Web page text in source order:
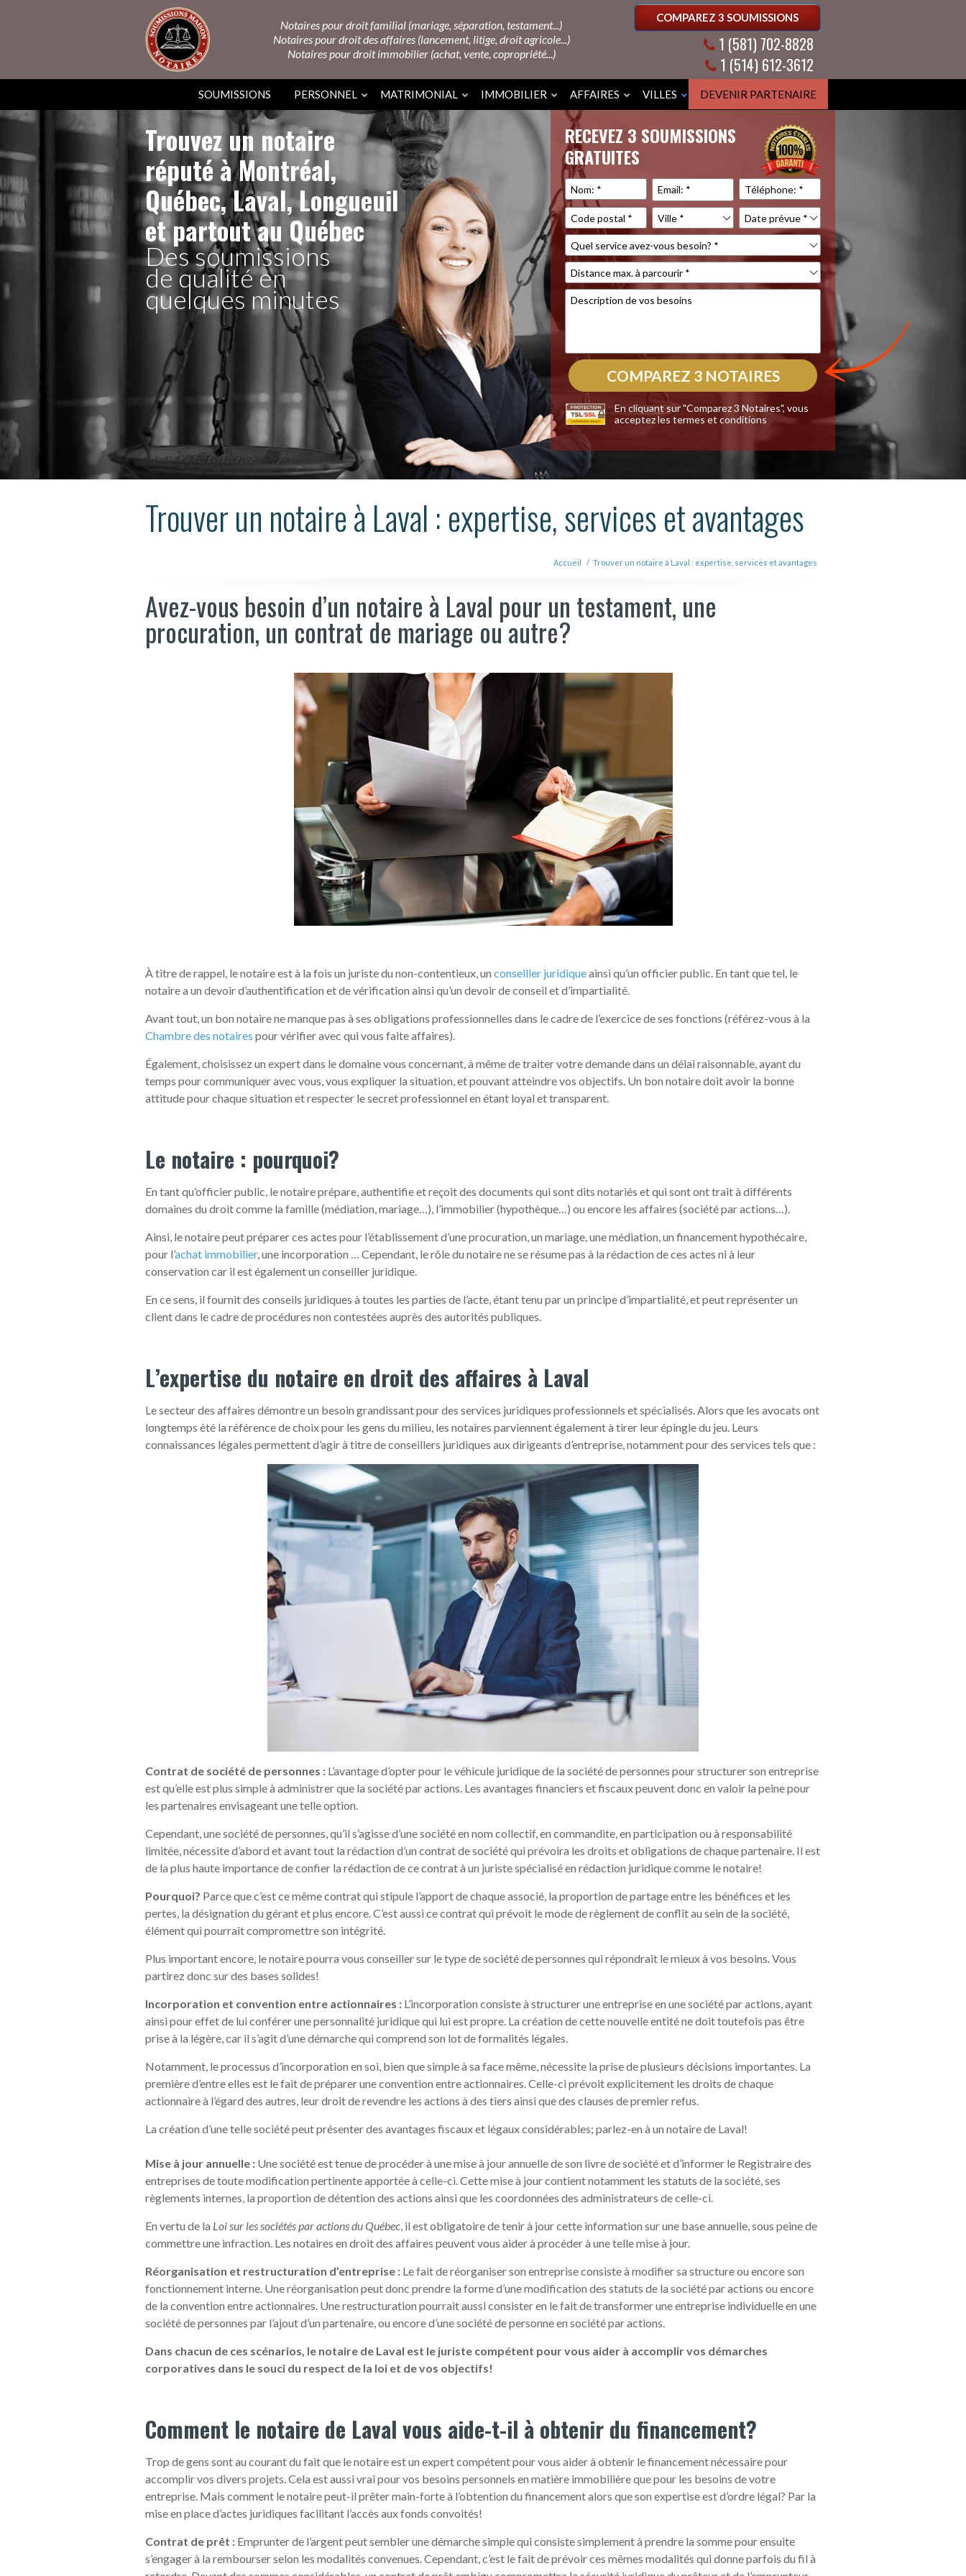
COMPAREZ 3 SOUMISSIONS
1 (581) 702-8828
1 (514) 612-3612
Notaires pour droit familial (mariage, séparation, testament...)
Notaires pour droit des affaires (lancement, litige, droit agricole...)
Notaires pour droit immobilier (achat, vente, copropriété...)
SOUMISSIONS PERSONNEL MATRIMONIAL IMMOBILIER AFFAIRES VILLES DEVENIR PARTENAIRE
Trouvez un notaire
réputé à Montréal,
Québec, Laval, Longueuil
et partout au Québec
Des soumissions
de qualité en
quelques minutes
RECEVEZ 3 SOUMISSIONS
GRATUITES
En cliquant sur "Comparez 3 Notaires", vous
acceptez les termes et conditions
Trouver un notaire à Laval : expertise, services et avantages
Accueil / Trouver un notaire à Laval : expertise, services et avantages
Avez-vous besoin d’un notaire à Laval pour un testament, une
procuration, un contrat de mariage ou autre?
À titre de rappel, le notaire est à la fois un juriste du non-contentieux, un conseiller juridiqueainsi qu’un officier public. En tant que tel, le
notaire a un devoir d’authentification et de vérification ainsi qu’un devoir de conseil et d’impartialité.
Avant tout, un bon notaire ne manque pas à ses obligations professionnelles dans le cadre de l’exercice de ses fonctions (référez-vous à la
Chambre des notaires pour vérifier avec qui vous faite affaires).
Également, choisissez un expert dans le domaine vous concernant, à même de traiter votre demande dans un délai raisonnable, ayant du
temps pour communiquer avec vous, vous expliquer la situation, et pouvant atteindre vos objectifs. Un bon notaire doit avoir la bonne
attitude pour chaque situation et respecter le secret professionnel en étant loyal et transparent.
Le notaire : pourquoi?
En tant qu’officier public, le notaire prépare, authentifie et reçoit des documents qui sont dits notariés et qui sont ont trait à différents
domaines du droit comme la famille (médiation, mariage…), l’immobilier (hypothèque…) ou encore les affaires (société par actions…).
Ainsi, le notaire peut préparer ces actes pour l’établissement d’une procuration, un mariage, une médiation, un financement hypothécaire,
pour l’achat immobilier, une incorporation … Cependant, le rôle du notaire ne se résume pas à la rédaction de ces actes ni à leur
conservation car il est également un conseiller juridique.
En ce sens, il fournit des conseils juridiques à toutes les parties de l’acte, étant tenu par un principe d’impartialité, et peut représenter un
client dans le cadre de procédures non contestées auprès des autorités publiques.
L’expertise du notaire en droit des affaires à Laval
Le secteur des affaires démontre un besoin grandissant pour des services juridiques professionnels et spécialisés. Alors que les avocats ont
longtemps été la référence de choix pour les gens du milieu, les notaires parviennent également à tirer leur épingle du jeu. Leurs
connaissances légales permettent d’agir à titre de conseillers juridiques aux dirigeants d’entreprise, notamment pour des services tels que :
Contrat de société de personnes : L’avantage d’opter pour le véhicule juridique de la société de personnes pour structurer son entreprise
est qu’elle est plus simple à administrer que la société par actions. Les avantages financiers et fiscaux peuvent donc en valoir la peine pour
les partenaires envisageant une telle option.
Cependant, une société de personnes, qu’il s’agisse d’une société en nom collectif, en commandite, en participation ou à responsabilité
limitée, nécessite d’abord et avant tout la rédaction d’un contrat de société qui prévoira les droits et obligations de chaque partenaire. Il est
de la plus haute importance de confier la rédaction de ce contrat à un juriste spécialisé en rédaction juridique comme le notaire!
Pourquoi? Parce que c’est ce même contrat qui stipule l’apport de chaque associé, la proportion de partage entre les bénéfices et les
pertes, la désignation du gérant et plus encore. C’est aussi ce contrat qui prévoit le mode de règlement de conflit au sein de la société,
élément qui pourrait compromettre son intégrité.
Plus important encore, le notaire pourra vous conseiller sur le type de société de personnes qui répondrait le mieux à vos besoins. Vous
partirez donc sur des bases solides!
Incorporation et convention entre actionnaires : L’incorporation consiste à structurer une entreprise en une société par actions, ayant
ainsi pour effet de lui conférer une personnalité juridique qui lui est propre. La création de cette nouvelle entité ne doit toutefois pas être
prise à la légère, car il s’agit d’une démarche qui comprend son lot de formalités légales.
Notamment, le processus d’incorporation en soi, bien que simple à sa face même, nécessite la prise de plusieurs décisions importantes. La
première d’entre elles est le fait de préparer une convention entre actionnaires. Celle-ci prévoit explicitement les droits de chaque
actionnaire à l’égard des autres, leur droit de revendre les actions à des tiers ainsi que des clauses de premier refus.
La création d’une telle société peut présenter des avantages fiscaux et légaux considérables; parlez-en à un notaire de Laval!
Mise à jour annuelle : Une société est tenue de procéder à une mise à jour annuelle de son livre de société et d’informer le Registraire des
entreprises de toute modification pertinente apportée à celle-ci. Cette mise à jour contient notamment les statuts de la société, ses
règlements internes, la proportion de détention des actions ainsi que les coordonnées des administrateurs de celle-ci.
En vertu de la Loi sur les sociétés par actions du Québec, il est obligatoire de tenir à jour cette information sur une base annuelle, sous peine de
commettre une infraction. Les notaires en droit des affaires peuvent vous aider à procéder à une telle mise à jour.
Réorganisation et restructuration d’entreprise : Le fait de réorganiser son entreprise consiste à modifier sa structure ou encore son
fonctionnement interne. Une réorganisation peut donc prendre la forme d’une modification des statuts de la société par actions ou encore
de la convention entre actionnaires. Une restructuration pourrait aussi consister en le fait de transformer une entreprise individuelle en une
société de personnes par l’ajout d’un partenaire, ou encore d’une société de personne en société par actions.
Dans chacun de ces scénarios, le notaire de Laval est le juriste compétent pour vous aider à accomplir vos démarches
corporatives dans le souci du respect de la loi et de vos objectifs!
Comment le notaire de Laval vous aide-t-il à obtenir du financement?
Trop de gens sont au courant du fait que le notaire est un expert compétent pour vous aider à obtenir le financement nécessaire pour
accomplir vos divers projets. Cela est aussi vrai pour vos besoins personnels en matière immobilière que pour les besoins de votre
entreprise. Mais comment le notaire peut-il prêter main-forte à l’obtention du financement alors que son expertise est d’ordre légal? Par la
mise en place d’actes juridiques facilitant l’accès aux fonds convoités!
Contrat de prêt : Emprunter de l’argent peut sembler une démarche simple qui consiste simplement à prendre la somme pour ensuite
s’engager à la rembourser selon les modalités convenues. Cependant, c’est le fait de prévoir ces mêmes modalités qui donne parfois du fil à